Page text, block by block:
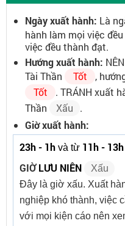
Ngày xuất hành: Là
hành làm mọi việc
việc đều thành đạt.
Hướng xuất hành:
Tài Thần
Tốt
,
Tốt
. TRÁNH xuất
Thần
Xấu
.
Giờ xuất hành:
23h - 1h và từ 11h - 13h
GIỜLƯU NIÊN
Xấu
Đây là giờ xấu. Xuất
nghiệp khó thành, việc
với mọi kiện cáo nên